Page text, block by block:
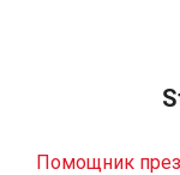
Помощник